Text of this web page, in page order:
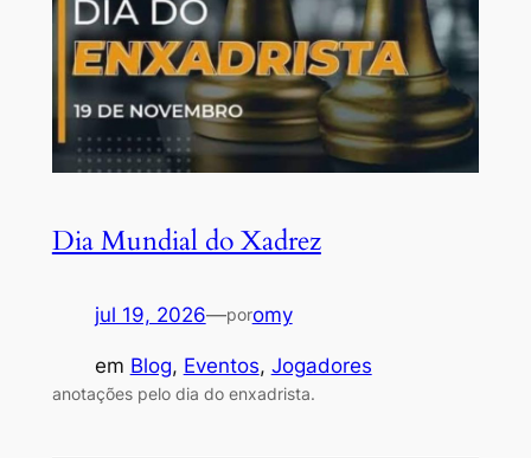
Dia Mundial do Xadrez
jul 19, 2026—poromy
em Blog, Eventos, Jogadores
anotações pelo dia do enxadrista.